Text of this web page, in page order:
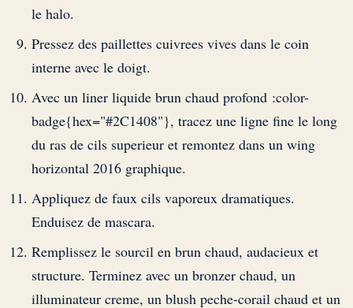
le halo.
Pressez des paillettes cuivrees vives dans le coin
interne avec le doigt.
Avec un liner liquide brun chaud profond :color-
badge{hex="#2C1408"}, tracez une ligne fine le long
du ras de cils superieur et remontez dans un wing
horizontal 2016 graphique.
Appliquez de faux cils vaporeux dramatiques.
Enduisez de mascara.
Remplissez le sourcil en brun chaud, audacieux et
structure. Terminez avec un bronzer chaud, un
illuminateur creme, un blush peche-corail chaud et un